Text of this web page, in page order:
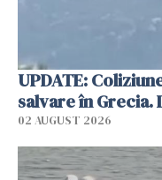
UPDATE:
salvare în Grecia.
02 AUGUST 2026